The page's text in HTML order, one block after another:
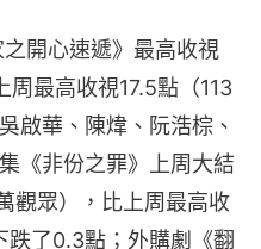
開心速遞》最高收視
最高收視17.5點（113
啟華、陳煒、阮浩棕、
《非份之罪》上周大結
觀眾），比上周最高收
跌了0.3點；外購劇《翻